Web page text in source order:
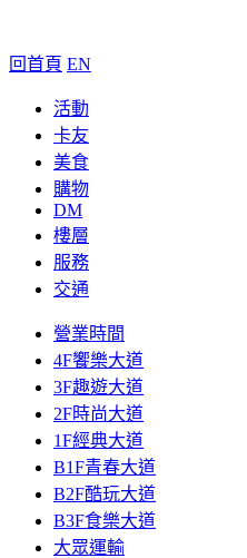
回首頁 EN
活動
卡友
美食
購物
DM
樓層
服務
交通
營業時間
4F饗樂大道
3F趣遊大道
2F時尚大道
1F經典大道
B1F青春大道
B2F酷玩大道
B3F食樂大道
大眾運輸